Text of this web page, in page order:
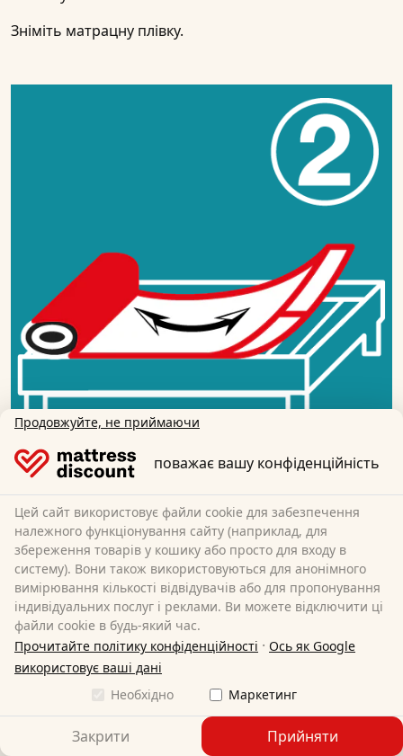
Зніміть матрацну плівку.
Розгортання
Розкачайте матрац на ліжку або рейковому каркасі і
залиште його відкритим.
Продовжуйте, не приймаючи
поважає вашу конфіденційність
Цей сайт використовує файли cookie для забезпечення
належного функціонування сайту (наприклад, для
збереження товарів у кошику або просто для входу в
систему). Вони також використовуються для анонімного
вимірювання кількості відвідувачів або для пропонування
індивідуальних послуг і реклами. Ви можете відключити ці
файли cookie в будь-який час.
Прочитайте політику конфіденційності · Ось як Google
використовує ваші дані
Необхідно
Маркетинг
Закрити Прийняти